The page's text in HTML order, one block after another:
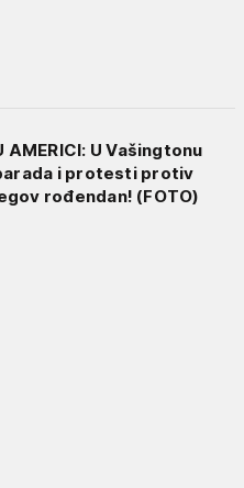
AMERICI: U Vašingtonu
i protesti protiv
rođendan! (FOTO)